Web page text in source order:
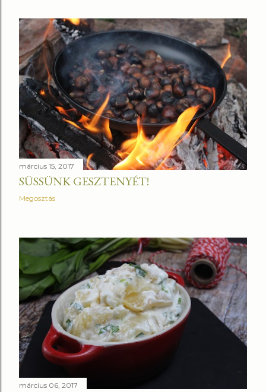
március 15, 2017
SÜSSÜNK GESZTENYÉT!
Megosztás
március 06, 2017